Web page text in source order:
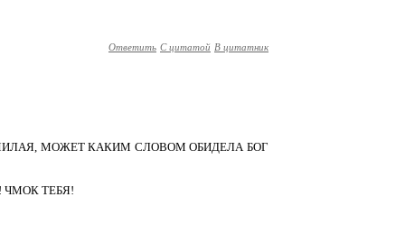
Ответить С цитатой В цитатник
МОЖЕТ КАКИМ СЛОВОМ ОБИДЕЛА БОГ
ЧМОК ТЕБЯ!